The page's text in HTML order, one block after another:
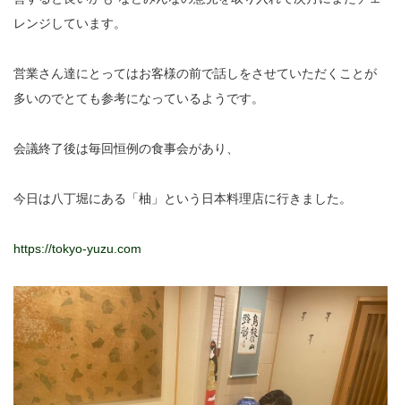
レンジしています。
営業さん達にとってはお客様の前で話しをさせていただくことが
多いのでとても参考になっているようです。
会議終了後は毎回恒例の食事会があり、
今日は八丁堀にある「柚」という日本料理店に行きました。
https://tokyo-yuzu.com